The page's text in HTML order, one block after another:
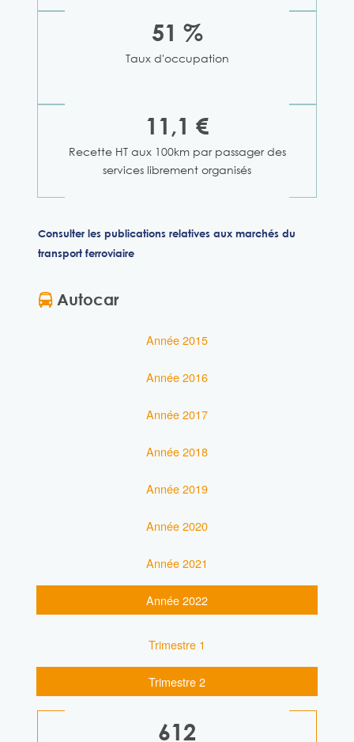
51 %
Taux d'occupation
11,1 €
Recette HT aux 100km par passager des
services librement organisés
Consulter les publications relatives aux marchés du
transport ferroviaire
Autocar
Année 2015
Année 2016
Année 2017
Année 2018
Année 2019
Année 2020
Année 2021
Année 2022
Trimestre 1
Trimestre 2
612